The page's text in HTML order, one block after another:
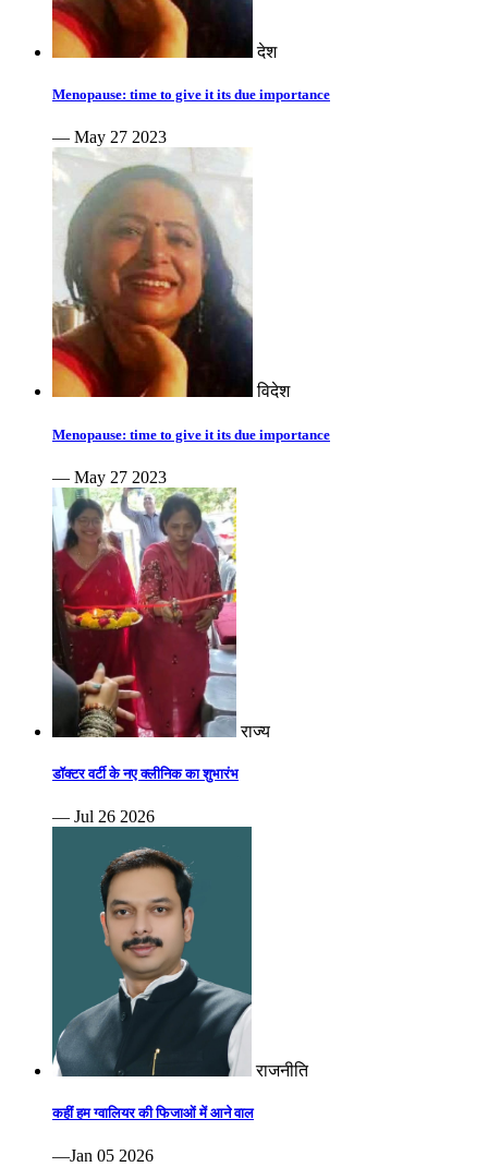
देश
Menopause: time to give it its due importance
— May 27 2023
विदेश
Menopause: time to give it its due importance
— May 27 2023
राज्य
डॉक्टर वर्टी के नए क्लीनिक का शुभारंभ
— Jul 26 2026
राजनीति
कहीं हम ग्वालियर की फिजाओं में आने वाल
—Jan 05 2026